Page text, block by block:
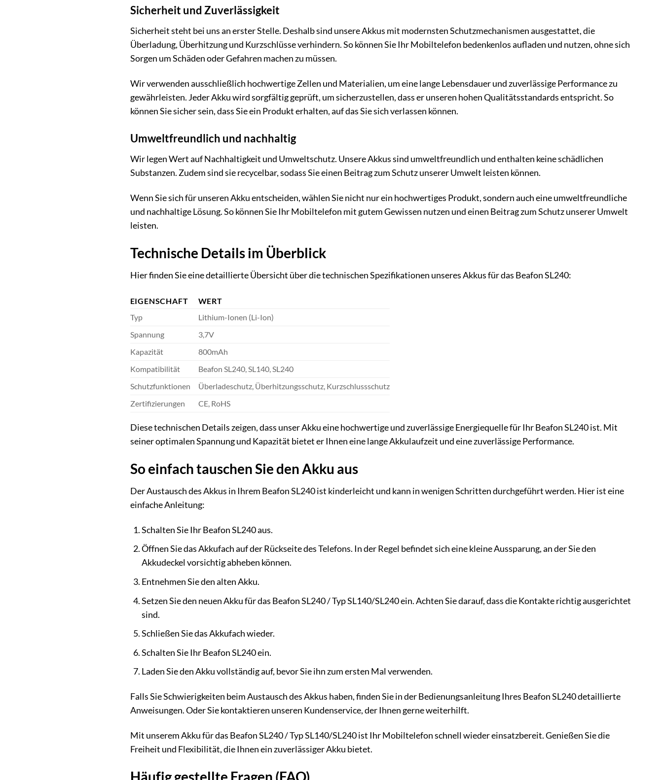
Sicherheit und Zuverlässigkeit
Sicherheit steht bei uns an erster Stelle. Deshalb sind unsere Akkus mit modernsten Schutzmechanismen ausgestattet, die
Überladung, Überhitzung und Kurzschlüsse verhindern. So können Sie Ihr Mobiltelefon bedenkenlos aufladen und nutzen, ohne sich
Sorgen um Schäden oder Gefahren machen zu müssen.
Wir verwenden ausschließlich hochwertige Zellen und Materialien, um eine lange Lebensdauer und zuverlässige Performance zu
gewährleisten. Jeder Akku wird sorgfältig geprüft, um sicherzustellen, dass er unseren hohen Qualitätsstandards entspricht. So
können Sie sicher sein, dass Sie ein Produkt erhalten, auf das Sie sich verlassen können.
Umweltfreundlich und nachhaltig
Wir legen Wert auf Nachhaltigkeit und Umweltschutz. Unsere Akkus sind umweltfreundlich und enthalten keine schädlichen
Substanzen. Zudem sind sie recycelbar, sodass Sie einen Beitrag zum Schutz unserer Umwelt leisten können.
Wenn Sie sich für unseren Akku entscheiden, wählen Sie nicht nur ein hochwertiges Produkt, sondern auch eine umweltfreundliche
und nachhaltige Lösung. So können Sie Ihr Mobiltelefon mit gutem Gewissen nutzen und einen Beitrag zum Schutz unserer Umwelt
leisten.
Technische Details im Überblick
Hier finden Sie eine detaillierte Übersicht über die technischen Spezifikationen unseres Akkus für das Beafon SL240:
EIGENSCHAFT
WERT
Typ
Lithium-Ionen (Li-Ion)
Spannung
3,7V
Kapazität
800mAh
Kompatibilität
Beafon SL240, SL140, SL240
Schutzfunktionen
Überladeschutz, Überhitzungsschutz, Kurzschlussschutz
Zertifizierungen
CE, RoHS
Diese technischen Details zeigen, dass unser Akku eine hochwertige und zuverlässige Energiequelle für Ihr Beafon SL240 ist. Mit
seiner optimalen Spannung und Kapazität bietet er Ihnen eine lange Akkulaufzeit und eine zuverlässige Performance.
So einfach tauschen Sie den Akku aus
Der Austausch des Akkus in Ihrem Beafon SL240 ist kinderleicht und kann in wenigen Schritten durchgeführt werden. Hier ist eine
einfache Anleitung:
Schalten Sie Ihr Beafon SL240 aus.
Öffnen Sie das Akkufach auf der Rückseite des Telefons. In der Regel befindet sich eine kleine Aussparung, an der Sie den
Akkudeckel vorsichtig abheben können.
Entnehmen Sie den alten Akku.
Setzen Sie den neuen Akku für das Beafon SL240 / Typ SL140/SL240 ein. Achten Sie darauf, dass die Kontakte richtig ausgerichtet
sind.
Schließen Sie das Akkufach wieder.
Schalten Sie Ihr Beafon SL240 ein.
Laden Sie den Akku vollständig auf, bevor Sie ihn zum ersten Mal verwenden.
Falls Sie Schwierigkeiten beim Austausch des Akkus haben, finden Sie in der Bedienungsanleitung Ihres Beafon SL240 detaillierte
Anweisungen. Oder Sie kontaktieren unseren Kundenservice, der Ihnen gerne weiterhilft.
Mit unserem Akku für das Beafon SL240 / Typ SL140/SL240 ist Ihr Mobiltelefon schnell wieder einsatzbereit. Genießen Sie die
Freiheit und Flexibilität, die Ihnen ein zuverlässiger Akku bietet.
Häufig gestellte Fragen (FAQ)